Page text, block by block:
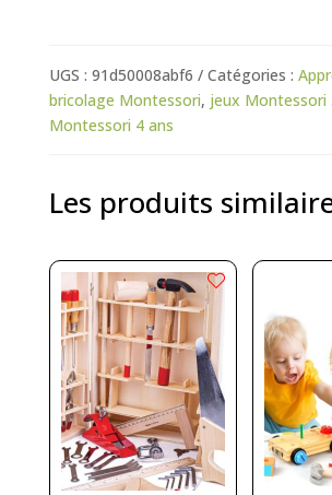
UGS : 91d50008abf6 Catégories :
bricolage Montessori, jeux Montessori
Montessori 4 ans
Les produits